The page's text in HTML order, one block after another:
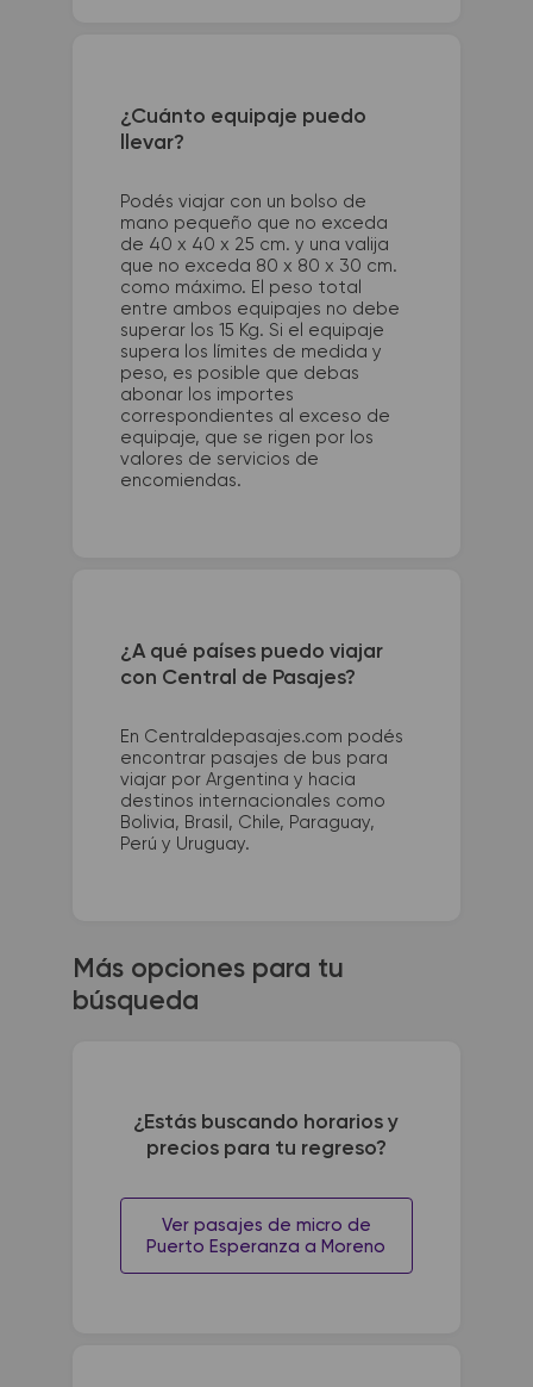
¿Cuánto equipaje puedo
llevar?
Podés viajar con un bolso de
mano pequeño que no exceda
de 40 x 40 x 25 cm. y una valija
que no exceda 80 x 80 x 30 cm.
como máximo. El peso total
entre ambos equipajes no debe
superar los 15 Kg. Si el equipaje
supera los límites de medida y
peso, es posible que debas
abonar los importes
correspondientes al exceso de
equipaje, que se rigen por los
valores de servicios de
encomiendas.
¿A qué países puedo viajar
con Central de Pasajes?
En Centraldepasajes.com podés
encontrar pasajes de bus para
viajar por Argentina y hacia
destinos internacionales como
Bolivia, Brasil, Chile, Paraguay,
Perú y Uruguay.
Más opciones para tu
búsqueda
¿Estás buscando horarios y
precios para tu regreso?
Ver pasajes de micro de
Puerto Esperanza a Moreno